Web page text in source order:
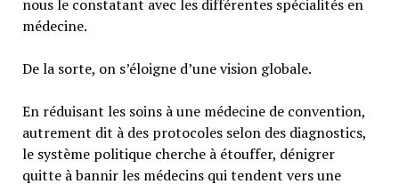
nous le constatant avec les différentes spécialités en
médecine.
De la sorte, on s’éloigne d’une vision globale.
En réduisant les soins à une médecine de convention,
autrement dit à des protocoles selon des diagnostics,
le système politique cherche à étouffer, dénigrer
quitte à bannir les médecins qui tendent vers une